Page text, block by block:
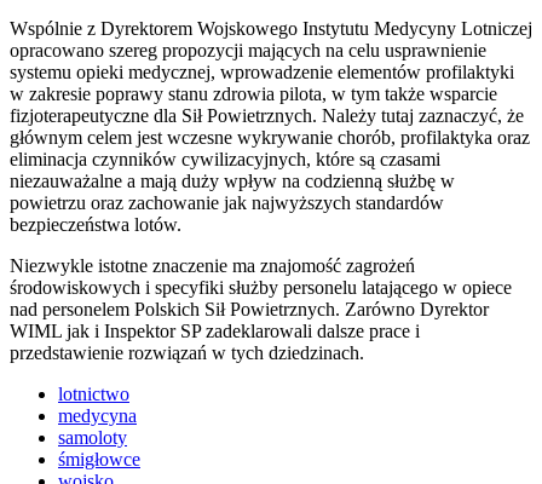
Wspólnie z Dyrektorem Wojskowego Instytutu Medycyny Lotniczej
opracowano szereg propozycji mających na celu usprawnienie
systemu opieki medycznej, wprowadzenie elementów profilaktyki
w zakresie poprawy stanu zdrowia pilota, w tym także wsparcie
fizjoterapeutyczne dla Sił Powietrznych. Należy tutaj zaznaczyć, że
głównym celem jest wczesne wykrywanie chorób, profilaktyka oraz
eliminacja czynników cywilizacyjnych, które są czasami
niezauważalne a mają duży wpływ na codzienną służbę w
powietrzu oraz zachowanie jak najwyższych standardów
bezpieczeństwa lotów.
Niezwykle istotne znaczenie ma znajomość zagrożeń
środowiskowych i specyfiki służby personelu latającego w opiece
nad personelem Polskich Sił Powietrznych. Zarówno Dyrektor
WIML jak i Inspektor SP zadeklarowali dalsze prace i
przedstawienie rozwiązań w tych dziedzinach.
lotnictwo
medycyna
samoloty
śmigłowce